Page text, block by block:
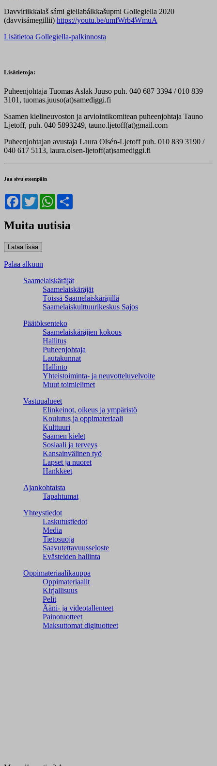
Davviriikkalaš sámi giellabálkkašupmi Gollegiella 2020
(davvisámegillii) https://youtu.be/umfWrb4WmuA
Lisätietoa Gollegiella-palkinnosta
Lisätietoja:
Puheenjohtaja Tuomas Aslak Juuso puh. 040 687 3394 / 010 839
3101, tuomas.juuso(at)samediggi.fi
Saamen kielineuvoston ja arviointikomitean puheenjohtaja Tauno
Ljetoff, puh. 040 5893249, tauno.ljetoff(at)gmail.com
Puheenjohtajan avustaja Laura Olsén-Ljetoff puh. 010 839 3190 /
040 617 5113, laura.olsen-ljetoff(at)samediggi.fi
Jaa sivu eteenpäin
Facebook
TwitterWhatsApp
Muita uutisia
Palaa alkuun
Saamelaiskäräjät
Saamelaiskäräjät
Töissä Saamelaiskäräjillä
Saamelaiskulttuuri­keskus Sajos
Päätöksenteko
Saamelaiskäräjien kokous
Hallitus
Puheenjohtaja
Lautakunnat
Hallinto
Yhteistoiminta- ja neuvotteluvelvoite
Muut toimielimet
Vastuualueet
Elinkeinot, oikeus ja ympäristö
Koulutus ja oppimateriaali
Kulttuuri
Saamen kielet
Sosiaali ja terveys
Kansainvälinen työ
Lapset ja nuoret
Hankkeet
Ajankohtaista
Tapahtumat
Yhteystiedot
Laskutustiedot
Media
Tietosuoja
Saavutettavuusseloste
Evästeiden hallinta
Oppimateriaalikauppa
Oppimateriaalit
Kirjallisuus
Pelit
Ääni- ja videotallenteet
Painotuotteet
Maksuttomat digituotteet